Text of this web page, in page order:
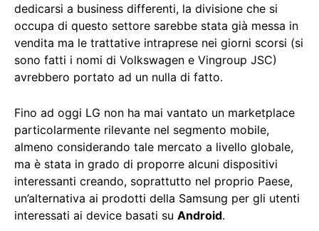
dedicarsi a business differenti, la divisione che si
occupa di questo settore sarebbe stata già messa in
vendita ma le trattative intraprese nei giorni scorsi (si
sono fatti i nomi di Volkswagen e Vingroup JSC)
avrebbero portato ad un nulla di fatto.
Fino ad oggi LG non ha mai vantato un marketplace
particolarmente rilevante nel segmento mobile,
almeno considerando tale mercato a livello globale,
ma è stata in grado di proporre alcuni dispositivi
interessanti creando, soprattutto nel proprio Paese,
un’alternativa ai prodotti della Samsung per gli utenti
interessati ai device basati su Android.